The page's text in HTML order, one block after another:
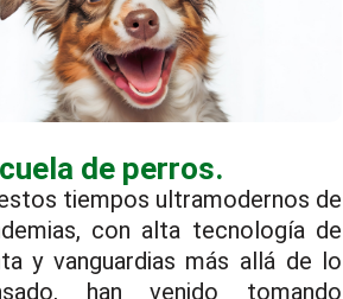
de perros.
tiempos ultramodernos de
con alta tecnología de
y vanguardias más allá de lo
han venido tomando